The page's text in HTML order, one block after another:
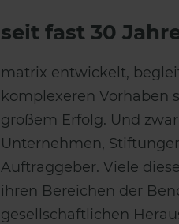
seit fast 30
matrix entwickelt,
komplexeren Vorhaben
großem Erfolg. Und
Unternehmen,
Auftraggeber. Viele
ihren Bereichen der
gesellschaftlichen